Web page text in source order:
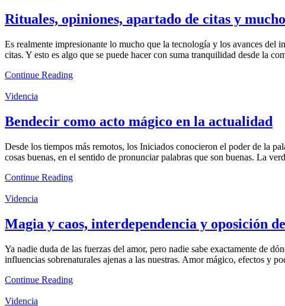
Rituales, opiniones, apartado de citas y
Es realmente impresionante lo mucho que la tecnología y los avances del
citas. Y esto es algo que se puede hacer con suma tranquilidad desde la
Continue Reading
Videncia
Bendecir como acto mágico en la actualidad
Desde los tiempos más remotos, los Iniciados conocieron el poder de la
cosas buenas, en el sentido de pronunciar palabras que son buenas. La
Continue Reading
Videncia
Magia y caos, interdependencia y oposición
Ya nadie duda de las fuerzas del amor, pero nadie sabe exactamente de
influencias sobrenaturales ajenas a las nuestras. Amor mágico, efectos y
Continue Reading
Videncia